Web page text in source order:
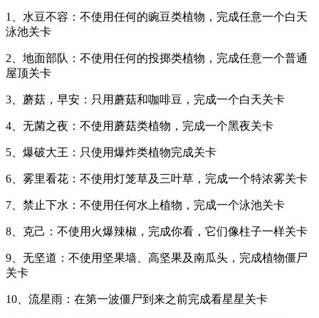
1、水豆不容：不使用任何的豌豆类植物，完成任意一个白天
泳池关卡
2、地面部队：不使用任何的投掷类植物，完成任意一个普通
屋顶关卡
3、蘑菇，早安：只用蘑菇和咖啡豆，完成一个白天关卡
4、无菌之夜：不使用蘑菇类植物，完成一个黑夜关卡
5、爆破大王：只使用爆炸类植物完成关卡
6、雾里看花：不使用灯笼草及三叶草，完成一个特浓雾关卡
7、禁止下水：不使用任何水上植物，完成一个泳池关卡
8、克己：不使用火爆辣椒，完成你看，它们像柱子一样关卡
9、无坚道：不使用坚果墙、高坚果及南瓜头，完成植物僵尸
关卡
10、流星雨：在第一波僵尸到来之前完成看星星关卡